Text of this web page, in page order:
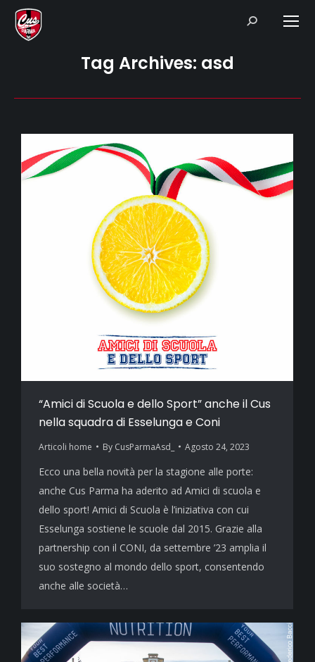
Search:
Tag Archives: asd
“Amici di Scuola e dello Sport” anche il Cus
nella squadra di Esselunga e Coni
Articoli home By CusParmaAsd_ Agosto 24, 2023
Ecco una bella novità per la stagione alle porte:
anche Cus Parma ha aderito ad Amici di scuola e
dello sport! Amici di Scuola è l’iniziativa con cui
Esselunga sostiene le scuole dal 2015. Grazie alla
partnership con il CONI, da settembre ’23 amplia il
suo sostegno al mondo dello sport, consentendo
anche alle società…